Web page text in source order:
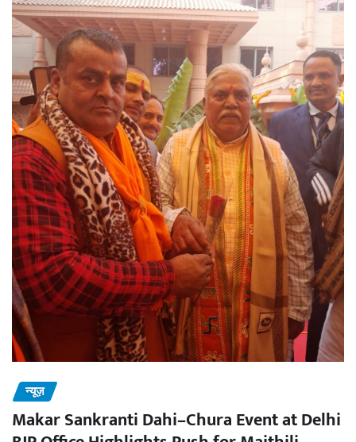
न्यूज़
Makar Sankranti Dahi–Chura Event at Delhi